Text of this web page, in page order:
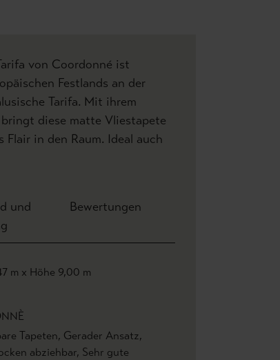
von Coordonné ist
Festlands an der
Tarifa. Mit ihrem
diese matte Vliestapete
in den Raum. Ideal auch
und
Bewertungen
m x Höhe 9,00 m
Tapeten, Gerader Ansatz,
abziehbar, Sehr gute